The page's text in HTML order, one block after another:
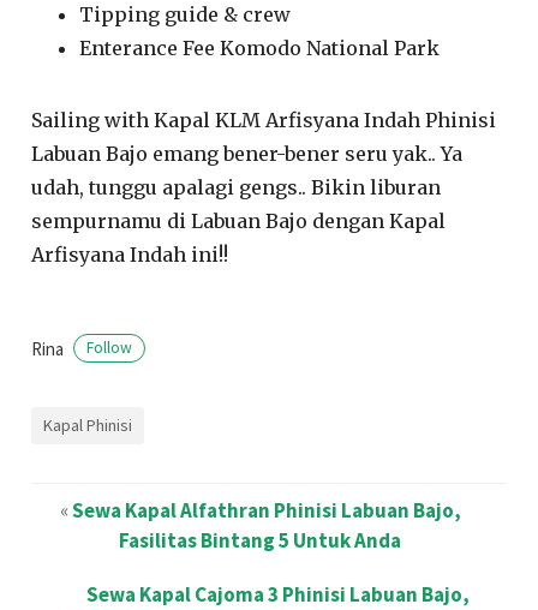
Tipping guide & crew
Enterance Fee Komodo National Park
Sailing with Kapal KLM Arfisyana Indah Phinisi
Labuan Bajo emang bener-bener seru yak.. Ya
udah, tunggu apalagi gengs.. Bikin liburan
sempurnamu di Labuan Bajo dengan Kapal
Arfisyana Indah ini!!
Rina Follow
Kapal Phinisi
«Sewa Kapal Alfathran Phinisi Labuan Bajo,
Fasilitas Bintang 5 Untuk Anda
Sewa Kapal Cajoma 3 Phinisi Labuan Bajo,